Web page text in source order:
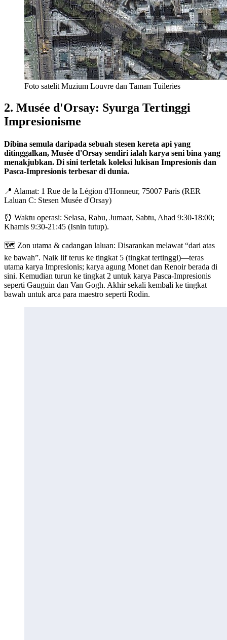
Foto satelit Muzium Louvre dan Taman Tuileries
2. Musée d'Orsay: Syurga Tertinggi
Impresionisme
Dibina semula daripada sebuah stesen kereta api yang
ditinggalkan, Musée d'Orsay sendiri ialah karya seni bina yang
menakjubkan. Di sini terletak koleksi lukisan Impresionis dan
Pasca-Impresionis terbesar di dunia.
📍 Alamat: 1 Rue de la Légion d'Honneur, 75007 Paris (RER
Laluan C: Stesen Musée d'Orsay)
⏰ Waktu operasi: Selasa, Rabu, Jumaat, Sabtu, Ahad 9:30-18:00;
Khamis 9:30-21:45 (Isnin tutup).
🗺️ Zon utama & cadangan laluan: Disarankan melawat “dari atas
ke bawah”. Naik lif terus ke tingkat 5 (tingkat tertinggi)—teras
utama karya Impresionis; karya agung Monet dan Renoir berada di
sini. Kemudian turun ke tingkat 2 untuk karya Pasca-Impresionis
seperti Gauguin dan Van Gogh. Akhir sekali kembali ke tingkat
bawah untuk arca para maestro seperti Rodin.